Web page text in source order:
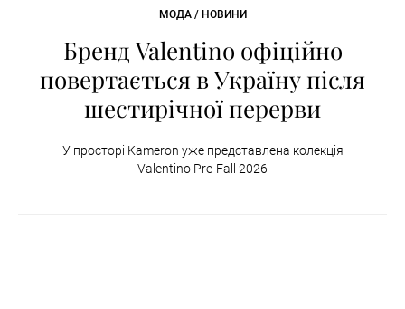
МОДА / НОВИНИ
Бренд Valentino офіційно
повертається в Україну після
шестирічної перерви
У просторі Kameron уже представлена колекція
Valentino Pre-Fall 2026